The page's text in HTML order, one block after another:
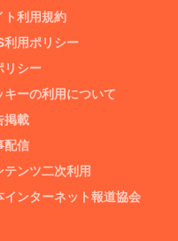
ト利用規約
利用ポリシー
リシー
キーの利用について
掲載
配信
テンツ二次利用
インターネット報道協会